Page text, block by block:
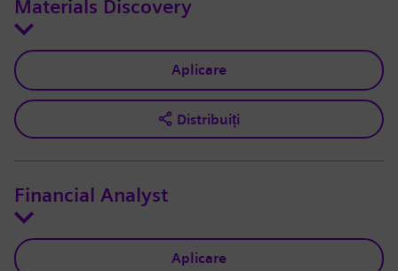
Materials Discovery
Aplicare
Distribuiți
Financial Analyst
Aplicare